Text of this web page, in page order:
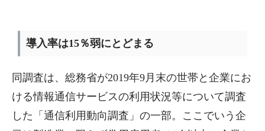
導入率は15％弱にとどまる
同調査は、総務省が2019年9月末の世帯と企業にお
ける情報通信サービスの利用状況等について調査
した「通信利用動向調査」の一部。ここでいう企